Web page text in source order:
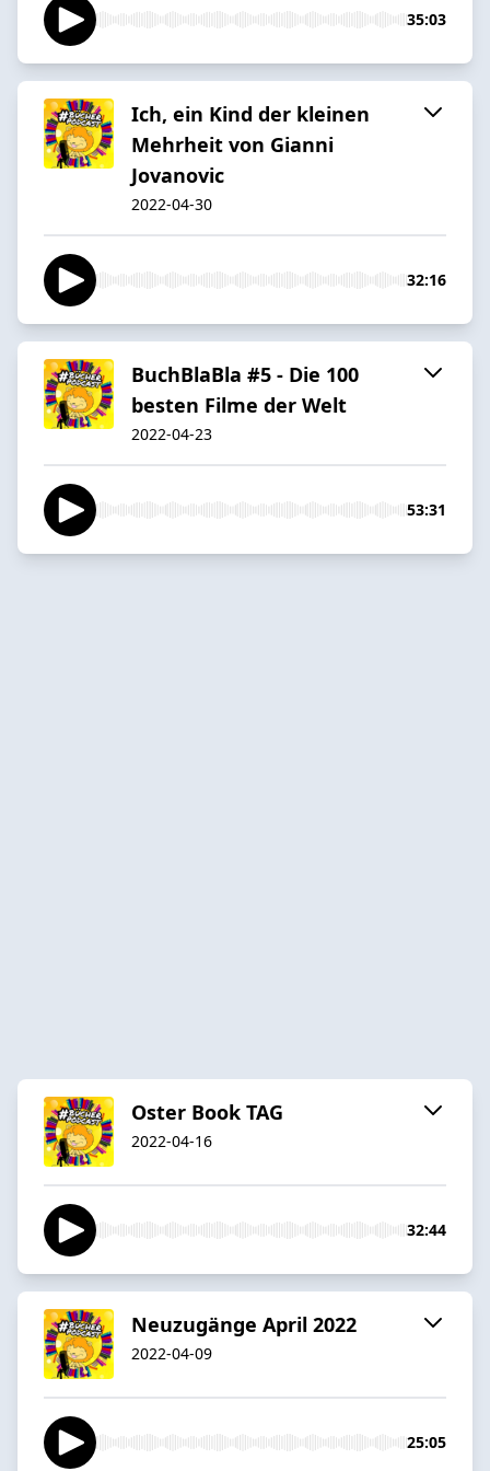
35:03
Ich, ein Kind der kleinen
Mehrheit von Gianni
Jovanovic
2022-04-30
32:16
BuchBlaBla #5 - Die 100
besten Filme der Welt
2022-04-23
53:31
Oster Book TAG
2022-04-16
32:44
Neuzugänge April 2022
2022-04-09
25:05